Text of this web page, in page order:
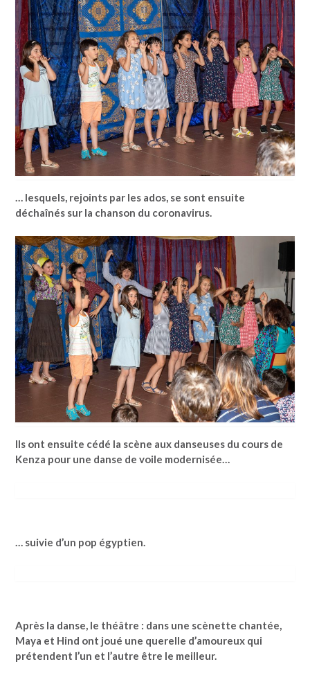
… lesquels, rejoints par les ados, se sont ensuite
déchaînés sur la chanson du coronavirus.
Ils ont ensuite cédé la scène aux danseuses du cours de
Kenza pour une danse de voile modernisée…
… suivie d’un pop égyptien.
Après la danse, le théâtre : dans une scènette chantée,
Maya et Hind ont joué une querelle d’amoureux qui
prétendent l’un et l’autre être le meilleur.